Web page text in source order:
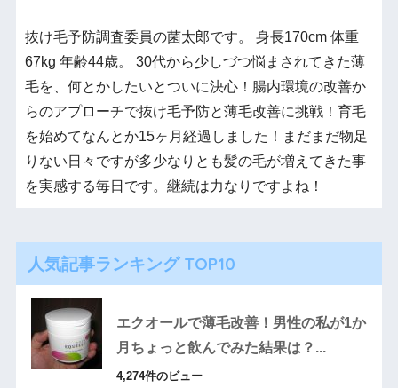
抜け毛予防調査委員の菌太郎です。 身長170cm 体重
67kg 年齢44歳。 30代から少しづつ悩まされてきた薄
毛を、何とかしたいとついに決心！腸内環境の改善か
らのアプローチで抜け毛予防と薄毛改善に挑戦！育毛
を始めてなんとか15ヶ月経過しました！まだまだ物足
りない日々ですが多少なりとも髪の毛が増えてきた事
を実感する毎日です。継続は力なりですよね！
人気記事ランキング TOP10
エクオールで薄毛改善！男性の私が1か
月ちょっと飲んでみた結果は？...
4,274件のビュー